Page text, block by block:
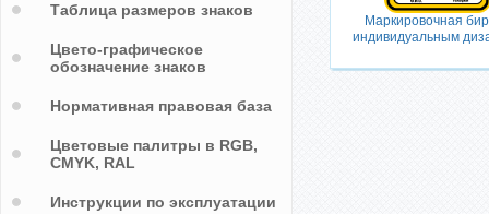
Маркировочная
индивидуальным
Таблица размеров знаков
Цвето-графическое
обозначение знаков
Нормативная правовая база
Цветовые палитры в RGB,
CMYK, RAL
Инструкции по эксплуатации